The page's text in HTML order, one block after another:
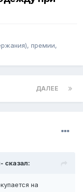
премии,
ДАЛЕЕ
сказал:
на